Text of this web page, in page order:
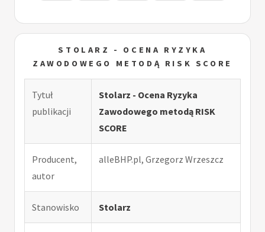
STOLARZ - OCENA RYZYKA
ZAWODOWEGO METODĄ RISK SCORE
Tytuł
publikacji
Stolarz - Ocena Ryzyka
Zawodowego metodą RISK
SCORE
Producent,
autor
alleBHP.pl, Grzegorz Wrzeszcz
Stanowisko Stolarz